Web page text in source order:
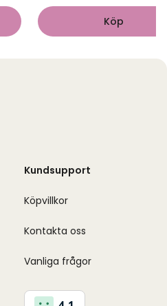
Köp
Kundsupport
Köpvillkor
Kontakta oss
Vanliga frågor